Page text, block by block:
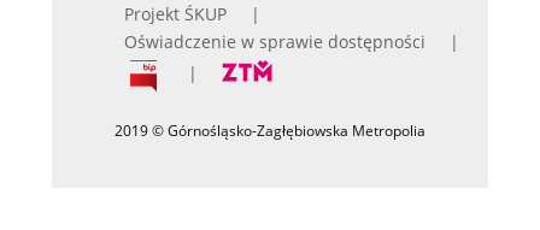
Projekt ŚKUP
Oświadczenie w sprawie dostępności
2019 © Górnośląsko-Zagłębiowska Metropolia